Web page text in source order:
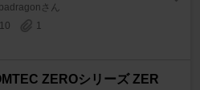
さん
10
1
ZEROシリーズ ZER